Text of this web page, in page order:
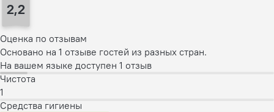
2,2
Оценка по отзывам
Основано на 1 отзыве гостей из разных стран.
На вашем языке доступен 1 отзыв
Чистота
1
Средства гигиены